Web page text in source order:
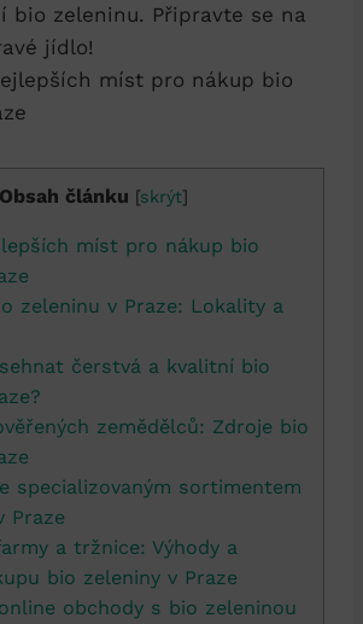
bio zeleninu. ⁤Připravte ‌se na
jídlo!
Obsah článku [skrýt]
⁣míst pro nákup bio
zeleninu v Praze:‍ Lokality a
čerstvá ‍a kvalitní bio
‍zemědělců: Zdroje bio
specializovaným​ sortimentem
Praze
a ⁢tržnice:⁢ Výhody a
bio zeleniny v Praze
obchody s bio ‍zeleninou